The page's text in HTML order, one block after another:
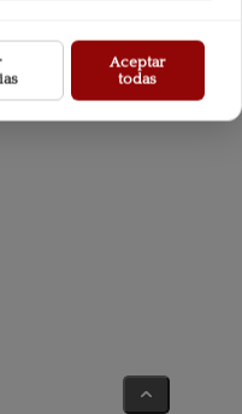
JURÍDICAS Y SOCIALES
Aceptar
todas